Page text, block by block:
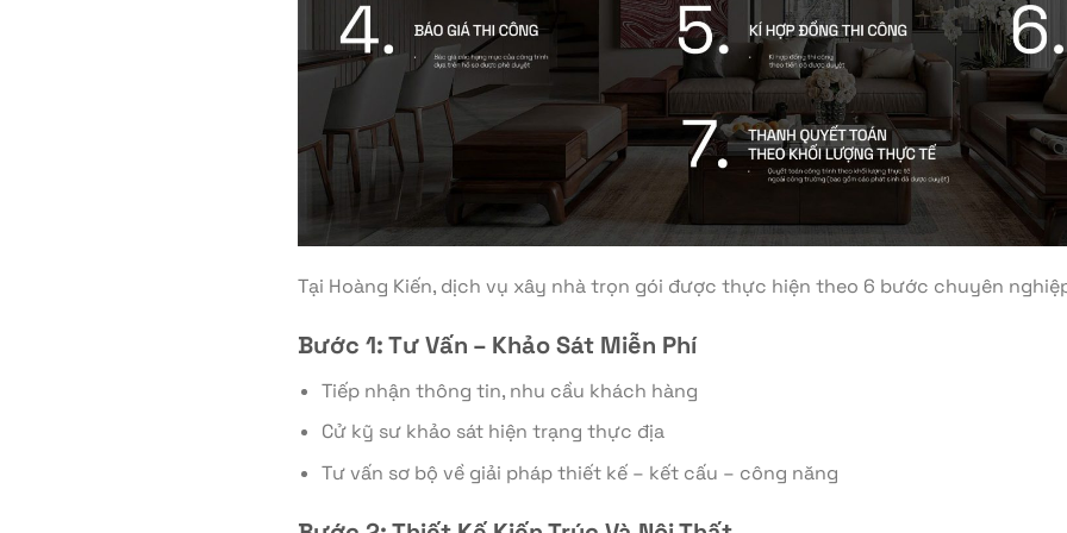
Tại Hoàng Kiến, dịch vụ xây nhà trọn gói được thực hiện theo 6 bước chuyên
Bước 1: Tư Vấn – Khảo Sát Miễn Phí
Tiếp nhận thông tin, nhu cầu khách hàng
Cử kỹ sư khảo sát hiện trạng thực địa
Tư vấn sơ bộ về giải pháp thiết kế – kết cấu – công năng